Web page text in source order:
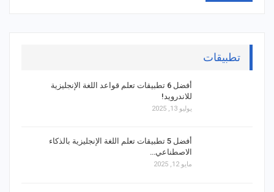
تطبيقات
أفضل 6 تطبيقات تعلم قواعد اللغة الإنجليزية
للاندرويد!
يوليو 13, 2025
أفضل 5 تطبيقات تعلم اللغة الإنجليزية بالذكاء
الاصطناعي…
مايو 12, 2025